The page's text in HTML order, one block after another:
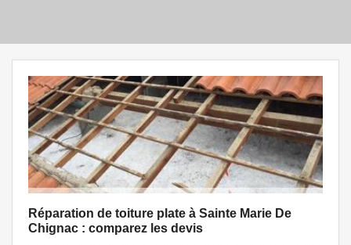
Réparation de toiture plate à Sainte Marie De
Chignac : comparez les devis